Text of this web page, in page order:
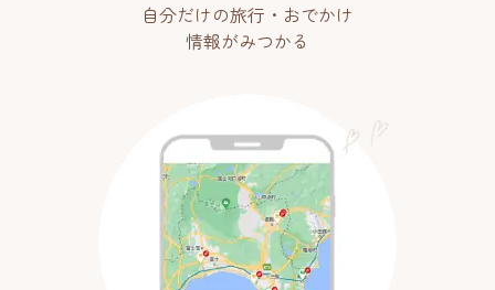
自分だけの旅行・おでかけ
情報がみつかる